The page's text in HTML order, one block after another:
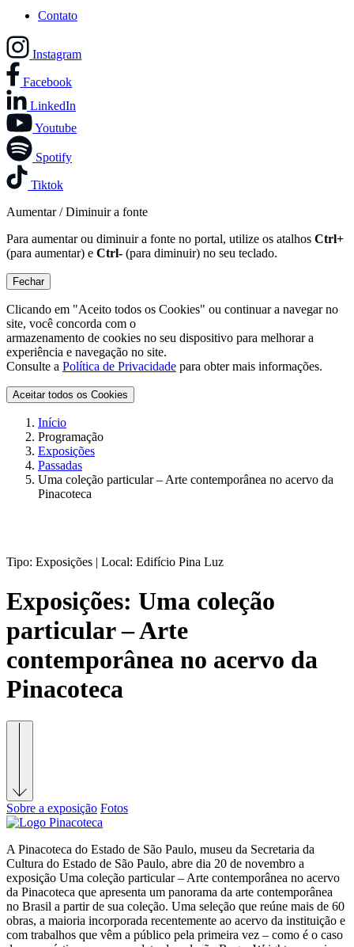
Contato
Instagram
Facebook
LinkedIn
Youtube
Spotify
Tiktok
Aumentar / Diminuir a fonte
Para aumentar ou diminuir a fonte no portal, utilize os atalhos Ctrl+
(para aumentar) e Ctrl- (para diminuir) no seu teclado.
Fechar
Clicando em "Aceito todos os Cookies" ou continuar a navegar no
site, você concorda com o
armazenamento de cookies no seu dispositivo para melhorar a
experiência e navegação no site.
Consulte a Política de Privacidade para obter mais informações.
Aceitar todos os Cookies
Início
Programação
Exposições
Passadas
Uma coleção particular – Arte contemporânea no acervo da
Pinacoteca
Tipo: Exposições | Local: Edifício Pina Luz
Exposições: Uma coleção
particular – Arte
contemporânea no acervo da
Pinacoteca
Sobre a exposição Fotos
A Pinacoteca do Estado de São Paulo, museu da Secretaria da
Cultura do Estado de São Paulo, abre dia 20 de novembro a
exposição Uma coleção particular – Arte contemporânea no acervo
da Pinacoteca que apresenta um panorama da arte contemporânea
no Brasil a partir de sua coleção. Uma seleção que reúne mais de 60
obras, a maioria incorporada recentemente ao acervo da instituição e
com trabalhos que vêm a público pela primeira vez – como é o caso